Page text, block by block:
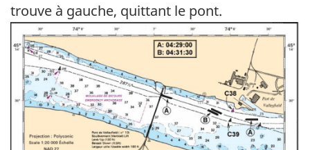
trouve à gauche, quittant le pont.
Image